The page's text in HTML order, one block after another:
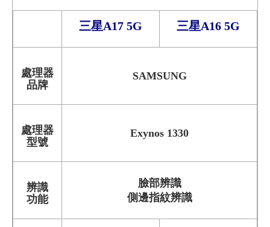
三星A17 5G 三星A16 5G
處理器
品牌
SAMSUNG
處理器
型號
Exynos 1330
辨識
功能
臉部辨識
側邊指紋辨識